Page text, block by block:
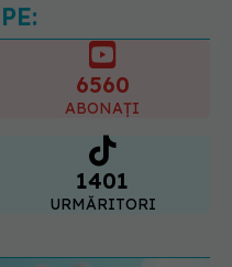
6560
ABONAȚI
1401
URMĂRITORI